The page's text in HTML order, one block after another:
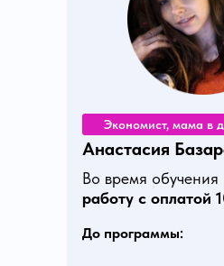
Анастасия
Экономист, мама в
Во время
работу с оплатой
До программы: